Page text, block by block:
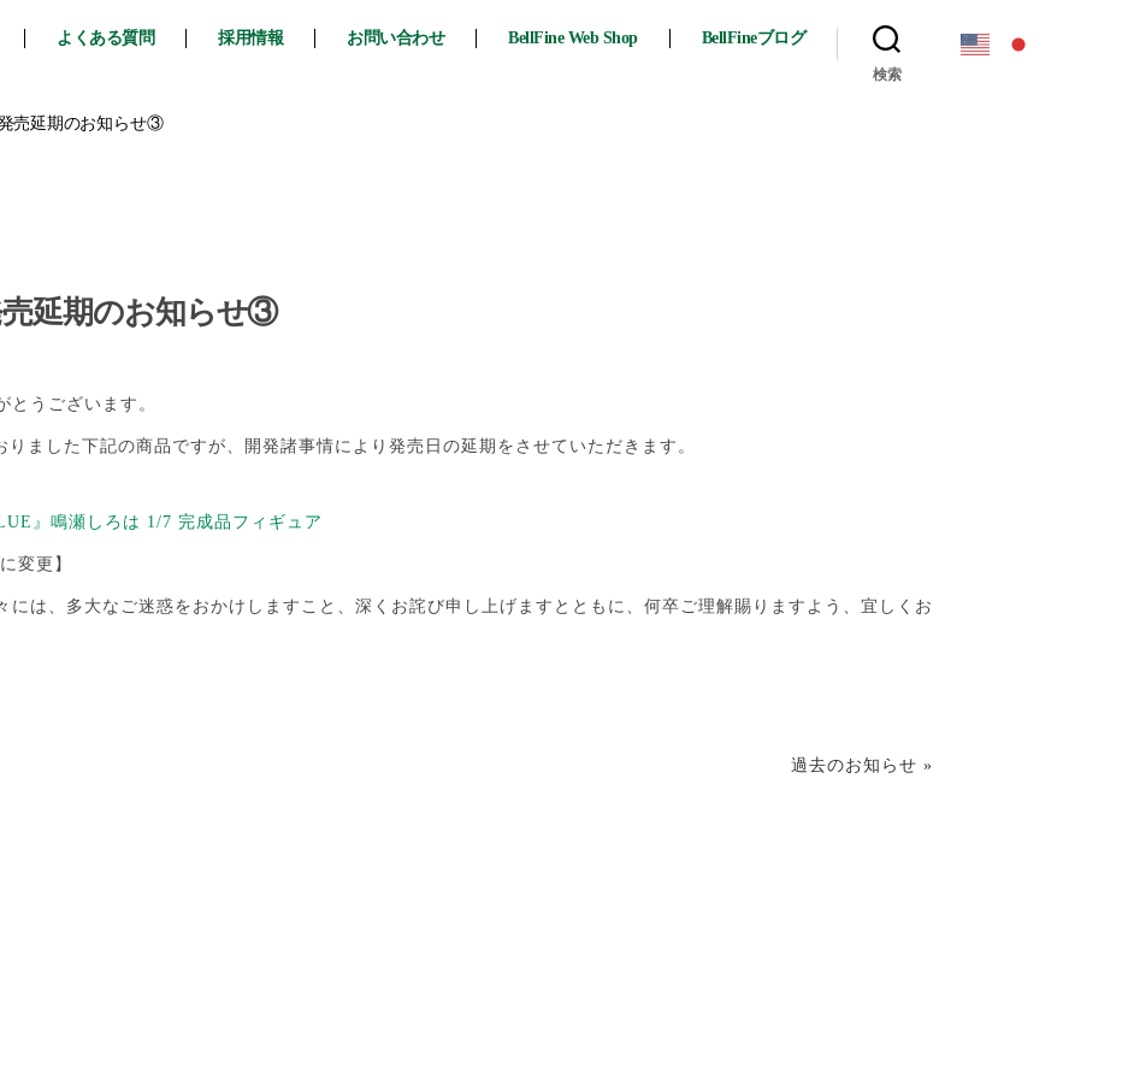
よくある質問 採用情報 お問い合わせ BellFine Web Shop BellFineブログ
検索
売延期のお知らせ③
延期のお知らせ③
うございます。
ました下記の商品ですが、開発諸事情により発売日の延期をさせていただきます。
』鳴瀬しろは 1/7 完成品フィギュア
変更】
には、多大なご迷惑をおかけしますこと、深くお詫び申し上げますとともに、何卒ご理解賜りますよう、宜しくお
過去のお知らせ »